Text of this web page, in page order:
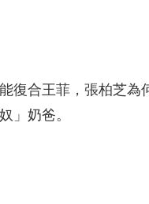
復合王菲，張柏芝為
」奶爸。